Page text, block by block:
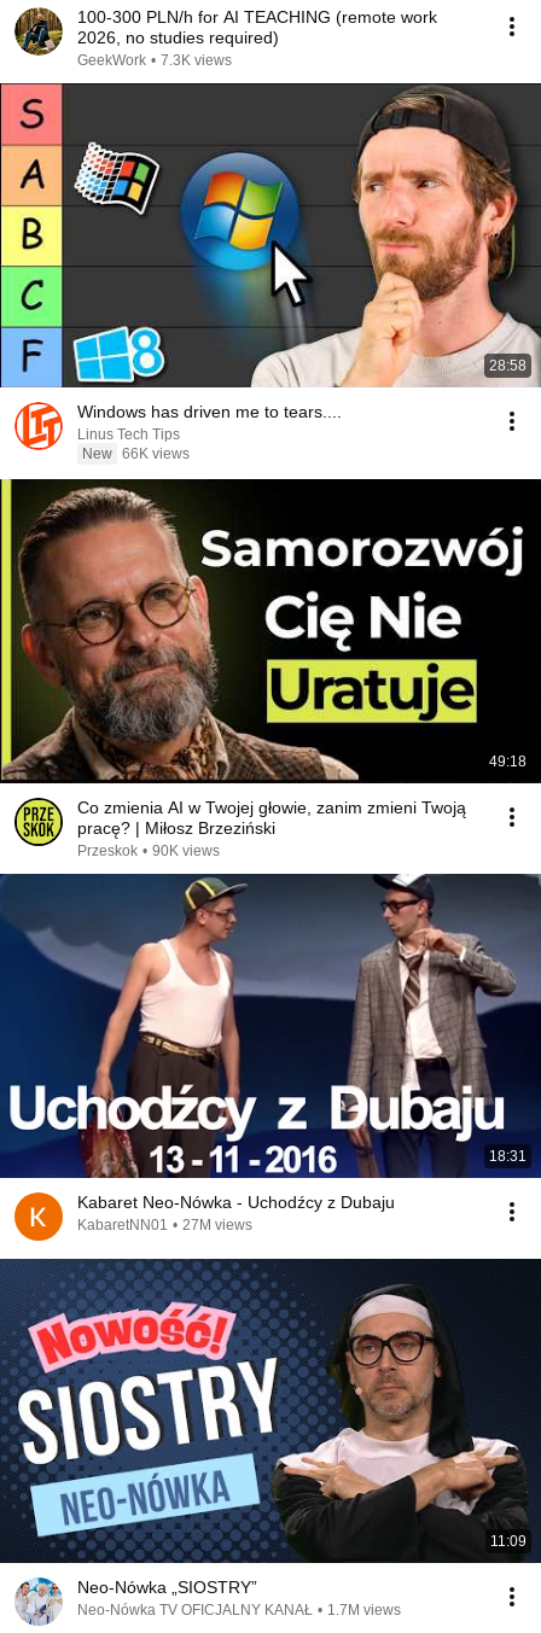
100-300 PLN/h for AI TEACHING (remote work
2026, no studies required)
GeekWork • 7.3K views
28:58
Windows has driven me to tears....
Linus Tech Tips
New 66K views
49:18
Co zmienia AI w Twojej głowie, zanim zmieni Twoją
pracę? | Miłosz Brzeziński
Przeskok • 90K views
18:31
Kabaret Neo-Nówka - Uchodźcy z Dubaju
KabaretNN01 • 27M views
11:09
Neo-Nówka „SIOSTRY”
Neo-Nówka TV OFICJALNY KANAŁ • 1.7M views